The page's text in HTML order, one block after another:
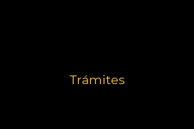
Trámites